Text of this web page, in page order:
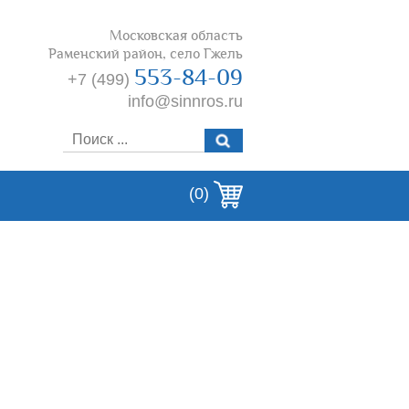
Московская область
Раменский район, село Гжель
+7 (499) 553-84-09
info@sinnros.ru
(0)